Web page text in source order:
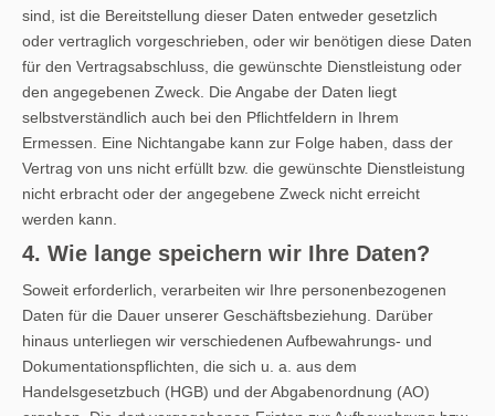
sind, ist die Bereitstellung dieser Daten entweder gesetzlich
oder vertraglich vorgeschrieben, oder wir benötigen diese Daten
für den Vertragsabschluss, die gewünschte Dienstleistung oder
den angegebenen Zweck. Die Angabe der Daten liegt
selbstverständlich auch bei den Pflichtfeldern in Ihrem
Ermessen. Eine Nichtangabe kann zur Folge haben, dass der
Vertrag von uns nicht erfüllt bzw. die gewünschte Dienstleistung
nicht erbracht oder der angegebene Zweck nicht erreicht
werden kann.
4. Wie lange speichern wir Ihre Daten?
Soweit erforderlich, verarbeiten wir Ihre personenbezogenen
Daten für die Dauer unserer Geschäftsbeziehung. Darüber
hinaus unterliegen wir verschiedenen Aufbewahrungs- und
Dokumentationspflichten, die sich u. a. aus dem
Handelsgesetzbuch (HGB) und der Abgabenordnung (AO)